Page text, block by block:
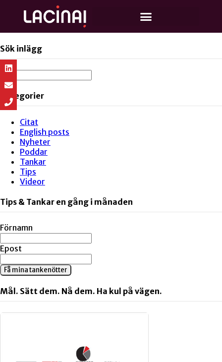
Sök inlägg
Kategorier
Citat
English posts
Nyheter
Poddar
Tankar
Tips
Videor
Tips & Tankar en gång i månaden
Förnamn
Epost
Få mina tankenötter
Mål. Sätt dem. Nå dem. Ha kul på vägen.